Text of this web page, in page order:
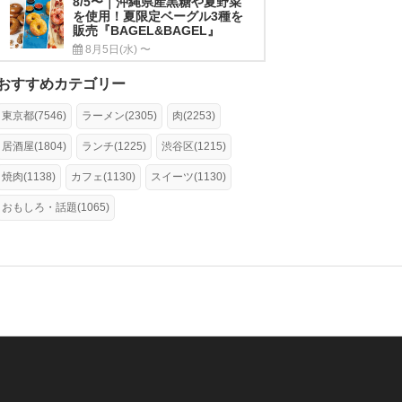
を使用！夏限定ベーグル3種を
販売『BAGEL&BAGEL』
8月5日(水) 〜
すすめカテゴリー
東京都(7546) ラーメン(2305) 肉(2253)
居酒屋(1804) ランチ(1225) 渋谷区(1215)
焼肉(1138) カフェ(1130) スイーツ(1130)
おもしろ・話題(1065)